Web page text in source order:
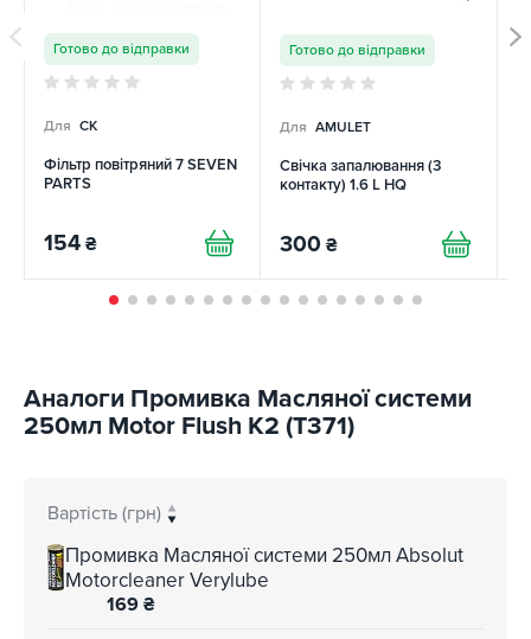
Готово до відправки
Для CK
Фільтр повітряний 7 SEVEN
PARTS
154 ₴
Готово до відправки
Для AMULET
Свічка запалювання (3
контакту) 1.6 L HQ
300 ₴
Аналоги Промивка Масляної системи
250мл Motor Flush K2 (T371)
Вартість (грн)
Промивка Масляної системи 250мл Absolut
Motorcleaner Verylube
169 ₴